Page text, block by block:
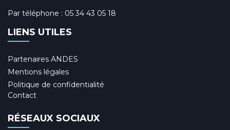
Par téléphone : 05 34 43 05 18
LIENS UTILES
Partenaires ANDES
Mentions légales
Politique de confidentialité
Contact
RÉSEAUX SOCIAUX